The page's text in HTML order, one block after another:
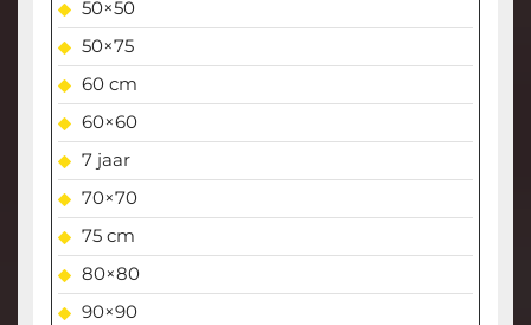
50×50
50×75
60 cm
60×60
7 jaar
70×70
75 cm
80×80
90×90